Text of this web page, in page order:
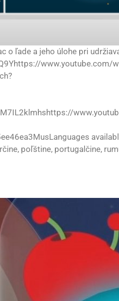
o ľade a jeho úlohe pri
www.youtube.com/
poľštine, portugalčine,